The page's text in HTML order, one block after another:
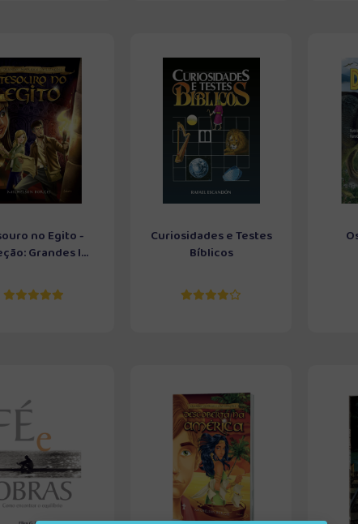
no Egito -
Grandes I...
Curiosidades e Testes
Bíblicos